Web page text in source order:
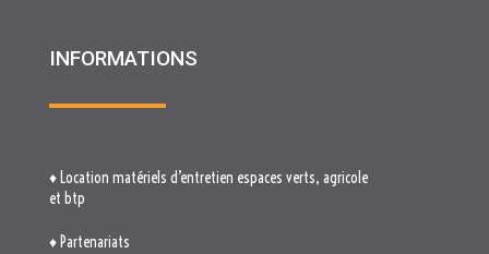
INFORMATIONS
♦ Location matériels d’entretien espaces verts, agricole
et btp
♦ Partenariats